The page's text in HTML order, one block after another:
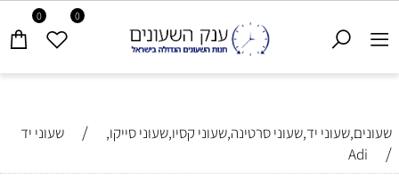
0 0
שעונים,שעוני יד,שעוני סרטינה,שעוני קסיו,שעוני סייקו, / שעוני יד
/
Adi